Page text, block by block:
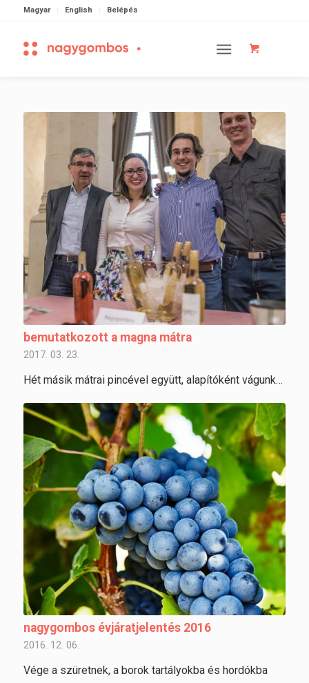
Magyar English Belépés
bemutatkozott a magna mátra
2017. 03. 23.
Hét másik mátrai pincével együtt, alapítóként vágunk…
nagygombos évjáratjelentés 2016
2016. 12. 06.
Vége a szüretnek, a borok tartályokba és hordókba